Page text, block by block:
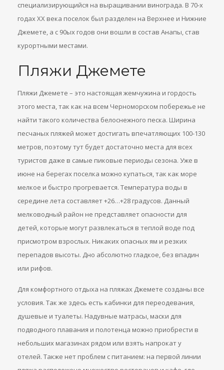
специализирующийся на выращивании винограда. В 70-х
годах XX века поселок был разделен на Верхнее и Нижние
Джемете, а с 90ых годов они вошли в состав Анапы, став
курортными местами.
Пляжи Джемете
Пляжи Джемете – это настоящая жемчужина и гордость
этого места, так как на всем Черноморском побережье не
найти такого количества белоснежного песка. Ширина
песчаных пляжей может достигать впечатляющих 100-130
метров, поэтому тут будет достаточно места для всех
туристов даже в самые пиковые периоды сезона. Уже в
июне на берегах поселка можно купаться, так как море
мелкое и быстро прогревается. Температура воды в
середине лета составляет +26…+28 градусов. Данный
мелководный район не представляет опасности для
детей, которые могут развлекаться в теплой воде под
присмотром взрослых. Никаких опасных ям и резких
перепадов высоты. Дно абсолютно гладкое, без впадин
или рифов.
Для комфортного отдыха на пляжах Джемете созданы все
условия. Так же здесь есть кабинки для переодевания,
душевые и туалеты. Надувные матрасы, маски для
подводного плавания и полотенца можно приобрести в
небольших магазинах рядом или взять напрокат у
отелей. Также нет проблем с питанием: на первой линии